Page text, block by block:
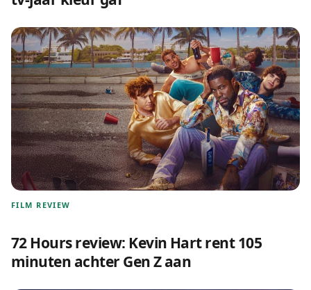
FILM REVIEW
72 Hours review: Kevin Hart rent 105
minuten achter Gen Z aan